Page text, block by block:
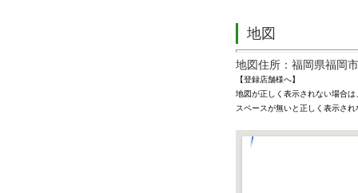
地図
地図住所：福岡県福岡
【登録店舗様へ】
地図が正しく表示されない場合
スペースが無いと正しく表示さ